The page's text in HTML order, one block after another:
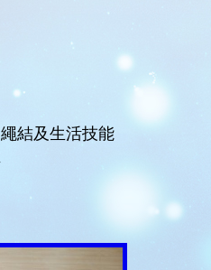
結及生活技能